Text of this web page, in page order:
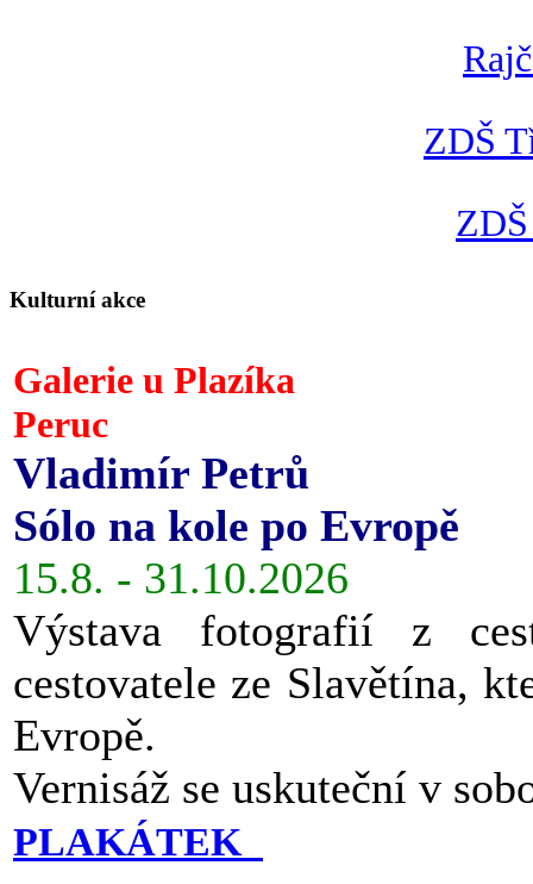
ZDŠ
Kulturní akce
Galerie u Plazíka
Peruc
Vladimír Petrů
Sólo na kole po Evropě
15.8. - 31.10.2026
Výstava fotografií z
cestovatele ze Slavětína,
Evropě.
Vernisáž se uskuteční v
PLAKÁTEK